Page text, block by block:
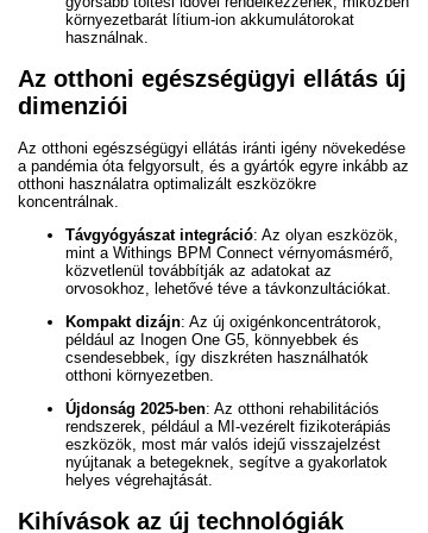
környezetbarát lítium-ion akkumulátorokat
használnak.
Az otthoni egészségügyi ellátás új
dimenziói
Az otthoni egészségügyi ellátás iránti igény növekedése
a pandémia óta felgyorsult, és a gyártók egyre inkább az
otthoni használatra optimalizált eszközökre
koncentrálnak.
Távgyógyászat integráció: Az olyan eszközök,
mint a Withings BPM Connect vérnyomásmérő,
közvetlenül továbbítják az adatokat az
orvosokhoz, lehetővé téve a távkonzultációkat.
Kompakt dizájn: Az új oxigénkoncentrátorok,
például az Inogen One G5, könnyebbek és
csendesebbek, így diszkréten használhatók
otthoni környezetben.
Újdonság 2025-ben: Az otthoni rehabilitációs
rendszerek, például a MI-vezérelt fizikoterápiás
eszközök, most már valós idejű visszajelzést
nyújtanak a betegeknek, segítve a gyakorlatok
helyes végrehajtását.
Kihívások az új technológiák